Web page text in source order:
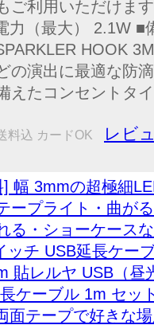
ご利用いただけま
力（最大） 2.1W
HOOK
の演出に最適な防
えたコンセントタ
料込 カードOK
レビ
] 幅 3mmの超極細
ープライト・曲が
る・ショーケース
ッチ USB延長ケー
貼レルヤ USB（
ケーブル 1m セッ
面テープで好きな